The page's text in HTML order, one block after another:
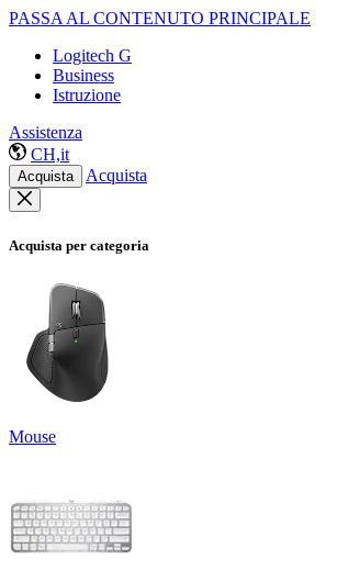
PASSA AL CONTENUTO PRINCIPALE
Logitech G
Business
Istruzione
Assistenza
CH,it
Acquista Acquista
Acquista per categoria
Mouse